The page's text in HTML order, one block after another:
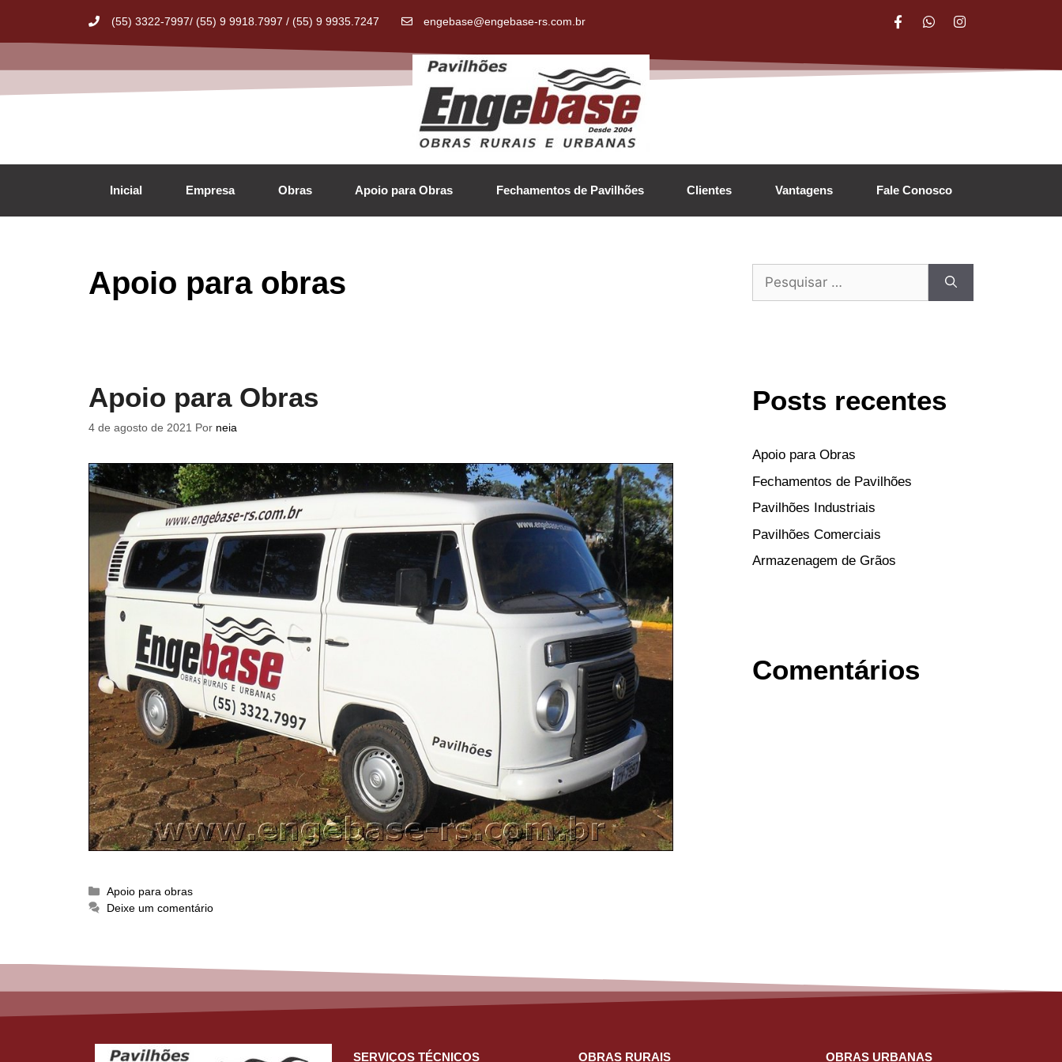
(55) 3322-7997/ (55) 9 9918.7997 / (55) 9 9935.7247 engebase@engebase-rs.com.br
Inicial Empresa Obras Apoio para Obras Fechamentos de Pavilhões Clientes Vantagens Fale Conosco
Apoio para obras
Apoio para Obras
4 de agosto de 2021 Por neia
Apoio para obras
Deixe um comentário
Posts recentes
Apoio para Obras
Fechamentos de Pavilhões
Pavilhões Industriais
Pavilhões Comerciais
Armazenagem de Grãos
Comentários
SERVIÇOS TÉCNICOS OBRAS RURAIS OBRAS URBANAS